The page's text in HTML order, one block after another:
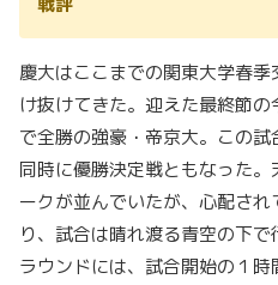
慶大はここまでの関東大学春
け抜けてきた。迎えた最終節
で全勝の強豪・帝京大。この
同時に優勝決定戦ともなった
ークが並んでいたが、心配さ
り、試合は晴れ渡る青空の下
ラウンドには、試合開始の１